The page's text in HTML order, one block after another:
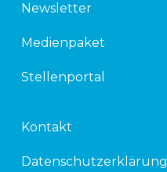
Newsletter
Medienpaket
Stellenportal
Kontakt
Datenschutzerklärung